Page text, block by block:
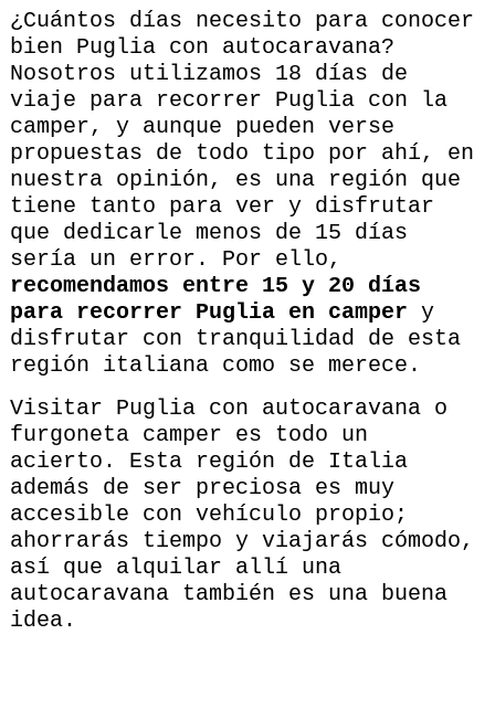
¿Cuántos días necesito para conocer
bien Puglia con autocaravana?
Nosotros utilizamos 18 días de
viaje para recorrer Puglia con la
camper, y aunque pueden verse
propuestas de todo tipo por ahí, en
nuestra opinión, es una región que
tiene tanto para ver y disfrutar
que dedicarle menos de 15 días
sería un error. Por ello,
recomendamos entre 15 y 20 días
para recorrer Puglia en camper y
disfrutar con tranquilidad de esta
región italiana como se merece.
Visitar Puglia con autocaravana o
furgoneta camper es todo un
acierto. Esta región de Italia
además de ser preciosa es muy
accesible con vehículo propio;
ahorrarás tiempo y viajarás cómodo,
así que alquilar allí una
autocaravana también es una buena
idea.